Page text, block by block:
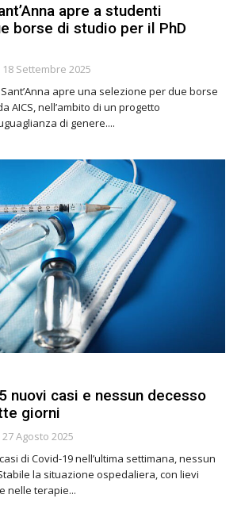
apre a studenti
borse di studio per il PhD
18 Settembre 2025
apre una selezione per due borse
AICS, nell’ambito di un progetto
di genere....
nuovi casi e nessun decesso
giorni
27 Agosto 2025
di Covid-19 nell’ultima settimana, nessun
la situazione ospedaliera, con lievi
nelle terapie...